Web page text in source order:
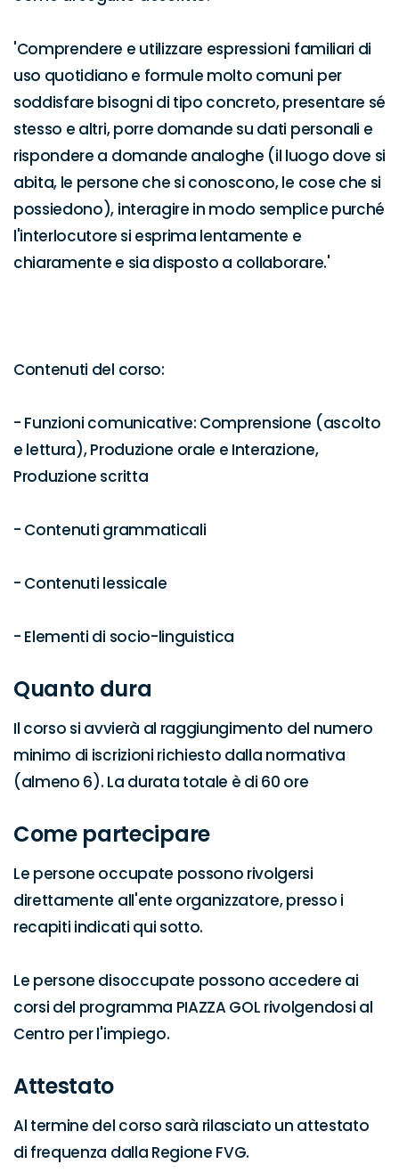
'Comprendere e utilizzare espressioni familiari di
uso quotidiano e formule molto comuni per
soddisfare bisogni di tipo concreto, presentare sé
stesso e altri, porre domande su dati personali e
rispondere a domande analoghe (il luogo dove si
abita, le persone che si conoscono, le cose che si
possiedono), interagire in modo semplice purché
l'interlocutore si esprima lentamente e
chiaramente e sia disposto a collaborare.'
Contenuti del corso:
- Funzioni comunicative: Comprensione (ascolto
e lettura), Produzione orale e Interazione,
Produzione scritta
- Contenuti grammaticali
- Contenuti lessicale
- Elementi di socio-linguistica
Quanto dura
Il corso si avvierà al raggiungimento del numero
minimo di iscrizioni richiesto dalla normativa
(almeno 6). La durata totale è di 60 ore
Come partecipare
Le persone occupate possono rivolgersi
direttamente all'ente organizzatore, presso i
recapiti indicati qui sotto.
Le persone disoccupate possono accedere ai
corsi del programma PIAZZA GOL rivolgendosi al
Centro per l'impiego.
Attestato
Al termine del corso sarà rilasciato un attestato
di frequenza dalla Regione FVG.